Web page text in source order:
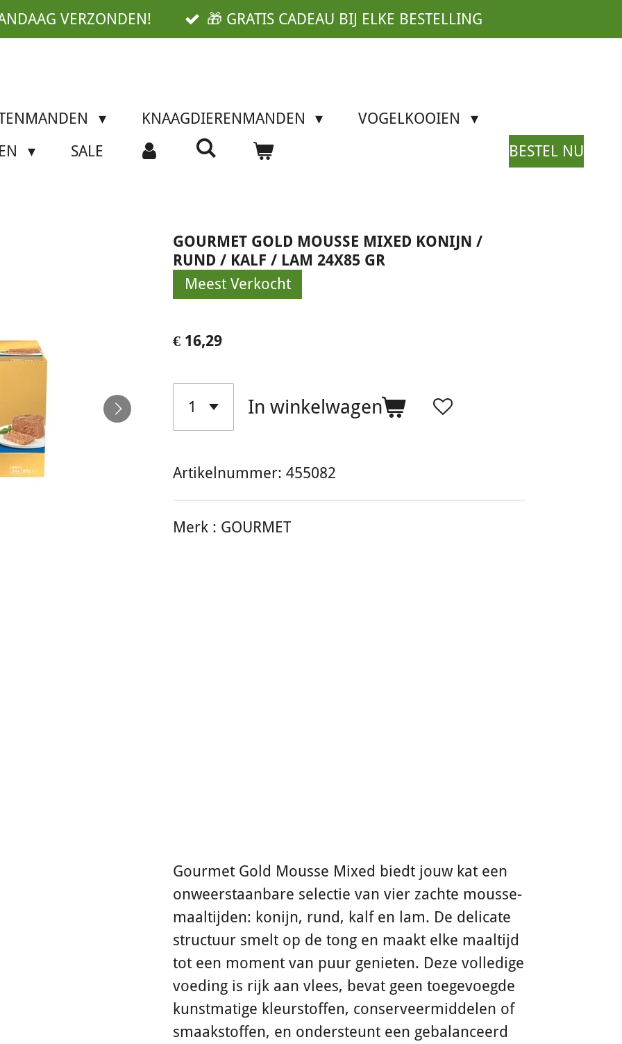
VERZONDEN! 🎁 GRATIS CADEAU BIJ ELKE BESTELLING
KNAAGDIERENMANDEN
VOGELKOOIEN
SALE BESTEL NU
GOURMET GOLD MOUSSE MIXED KONIJN /
RUND / KALF / LAM 24X85 GR
Meest Verkocht
€ 16,29
In winkelwagen
Artikelnummer: 455082
Merk : GOURMET
Gourmet Gold Mousse Mixed biedt jouw kat een
onweerstaanbare selectie van vier zachte mousse-
maaltijden: konijn, rund, kalf en lam. De delicate
structuur smelt op de tong en maakt elke maaltijd
tot een moment van puur genieten. Deze volledige
voeding is rijk aan vlees, bevat geen toegevoegde
kunstmatige kleurstoffen, conserveermiddelen of
smaakstoffen, en ondersteunt een gebalanceerd